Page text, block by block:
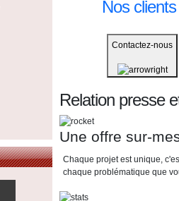
Nos clients
Contactez-nous
Relation presse
Une offre sur-
Chaque projet est unique,
chaque problématique que